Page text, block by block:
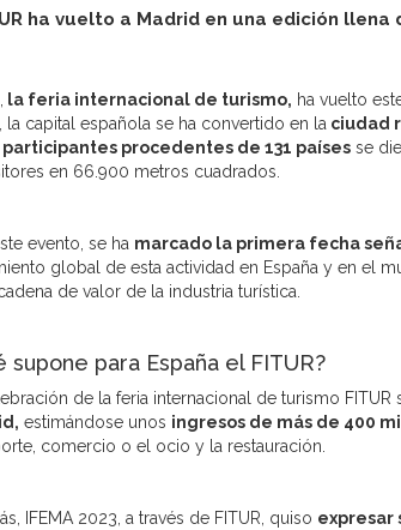
ha vuelto a Madrid en una edición
la feria internacional de turismo, ha vuelto
la capital española se ha convertido en la ciudad
participantes procedentes de 131 países se
en 66.900 metros cuadrados.
evento, se ha marcado la primera fecha
global de esta actividad en España y en el
de valor de la industria turística.
supone para España el FITUR?
de la feria internacional de turismo FITUR
estimándose unos ingresos de más de 400
comercio o el ocio y la restauración.
IFEMA 2023, a través de FITUR, quiso expresar